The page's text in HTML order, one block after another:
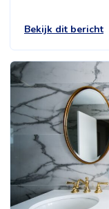
Bekijk dit bericht